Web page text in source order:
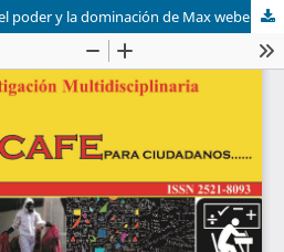
poder y la dominación de Max weber